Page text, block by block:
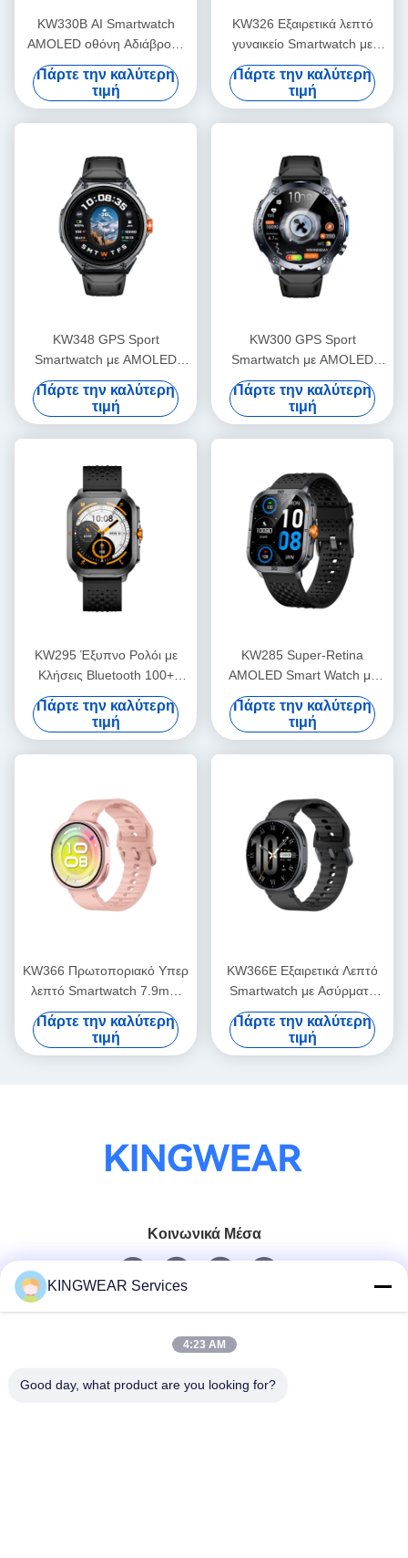
KW330B AI Smartwatch
AMOLED οθόνη Αδιάβροχη
Premium Luxury Smartwatch
1,6 ιντσών
Πάρτε την καλύτερη
τιμή
KW326 Εξαιρετικά λεπτό
γυναικείο Smartwatch με
οθόνη AMOLED και κλήσεις
Bluetooth
Πάρτε την καλύτερη
τιμή
KW348 GPS Sport
Smartwatch με AMOLED
οθόνη 5ATM Αδιάβροχο
Πάρτε την καλύτερη
τιμή
KW300 GPS Sport
Smartwatch με AMOLED
οθόνη 5ATM Αδιάβροχο
Πάρτε την καλύτερη
τιμή
KW295 Έξυπνο Ρολόι με
Κλήσεις Bluetooth 100+
Αθλητικά Λειτουργίες
Πάρτε την καλύτερη
τιμή
KW285 Super-Retina
AMOLED Smart Watch με
Bluetooth που καλεί 100+
Sports Modes
Πάρτε την καλύτερη
τιμή
KW366 Πρωτοποριακό Υπερ
λεπτό Smartwatch 7.9mm
Featherlight Design με
ασύρματη φόρτιση
Πάρτε την καλύτερη
τιμή
KW366E Εξαιρετικά Λεπτό
Smartwatch με Ασύρματη
Φόρτιση, Οθόνη 1.27
ιντσών, 100+ Αθλητικές
Λειτουργίες, Παρακολούθηση
Πάρτε την καλύτερη
τιμή
Κοινωνικά Μέσα
Γρήγορη επικοινωνία
86-0755-2357-6886
KINGWEAR Services
4:23 AM
Good day, what product are you looking for?